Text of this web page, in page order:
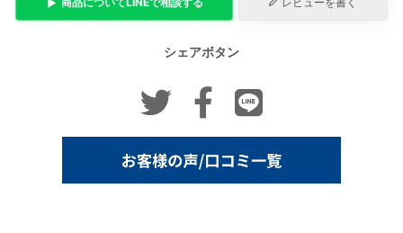
シェアボタン